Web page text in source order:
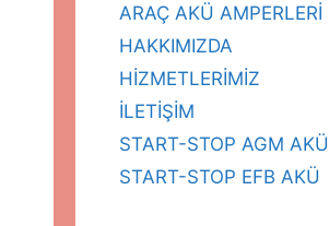
ARAÇ AKÜ AMPERLERİ
HAKKIMIZDA
HİZMETLERİMİZ
İLETİŞİM
START-STOP AGM AKÜ
START-STOP EFB AKÜ